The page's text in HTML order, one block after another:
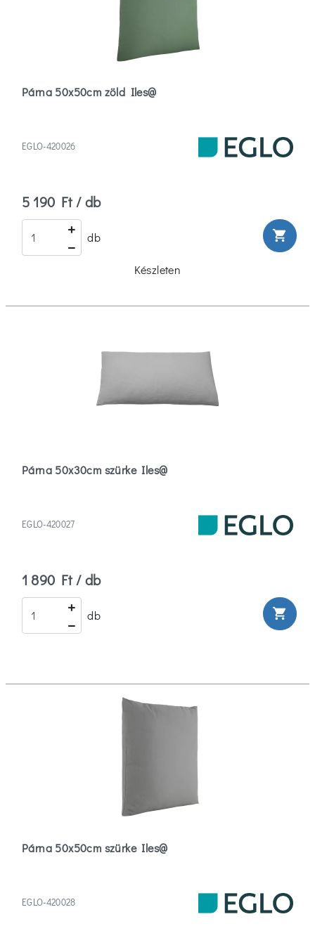
Párna 50x50cm zöld Iles@
EGLO-420026
5 190 Ft / db
db shopping_cart
Készleten
Párna 50x30cm szürke Iles@
EGLO-420027
1 890 Ft / db
db shopping_cart
Párna 50x50cm szürke Iles@
EGLO-420028